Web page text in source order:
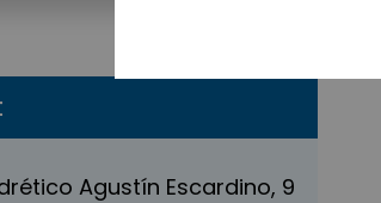
Agustín Escardino, 9